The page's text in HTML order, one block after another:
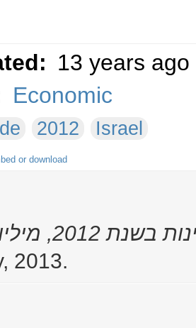
13 years ago
Economic
2012 Israel
or download
מיליוני דולרים
2013.